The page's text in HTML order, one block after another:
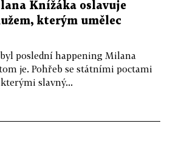
Knížáka oslavuje
kterým umělec
poslední happening Milana
je. Pohřeb se státními poctami
slavný...